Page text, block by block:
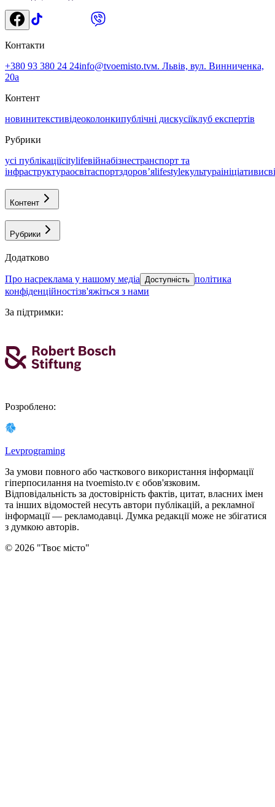
Контакти
+380 93 380 24 24info@tvoemisto.tvм. Львів, вул. Винниченка,
20а
Контент
новинитекстивідеоколонкипублічні дискусіїклуб експертів
Рубрики
усі публікаціїcitylifeвійнабізнестранспорт та
інфраструктураосвітаспортздоровʼяlifestyleкультураініціативи
Контент
Рубрики
Додатково
про насреклама у нашому медіа Доступність політика
конфіденційностізв'яжіться з нами
За підтримки:
Розроблено:
Levprograming
За умови повного або часткового використання iнформацiї
гіперпосилання на tvoemisto.tv є обов'язковим.
Відповідальність за достовірність фактів, цитат, власних імен
та інших відомостей несуть автори публікацій, а рекламної
інформації — рекламодавці. Думка редакцiї може не збiгатися
з думкою авторiв.
© 2026 "Твоє місто"